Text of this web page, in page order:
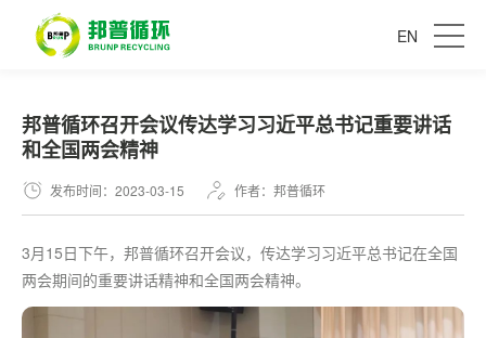
EN
邦普循环召开会议传达学习习近平总书记重要讲话
和全国两会精神
发布时间：2023-03-15 作者：邦普循环
3月15日下午，邦普循环召开会议，传达学习习近平总书记在全国
两会期间的重要讲话精神和全国两会精神。